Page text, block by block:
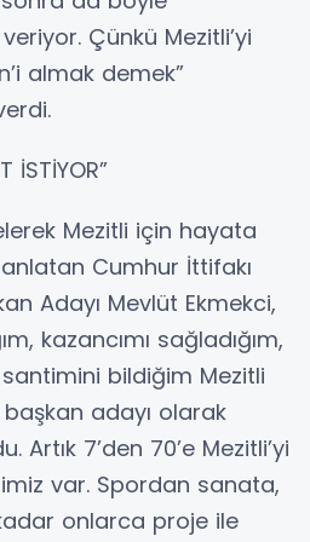
Çünkü Mezitli’yi
almak demek”
İSTİYOR”
Mezitli için hayata
Cumhur İttifakı
Adayı Mevlüt Ekmekci,
kazancımı sağladığım,
santimini bildiğim Mezitli
adayı olarak
Artık 7’den 70’e Mezitli’yi
var. Spordan sanata,
onlarca proje ile